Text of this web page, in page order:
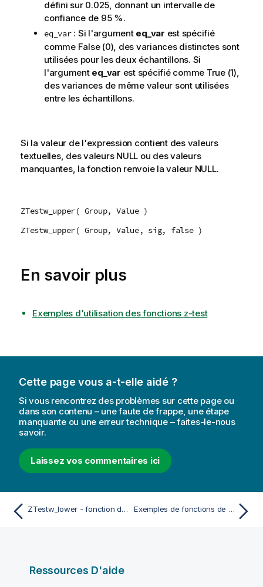
défini sur 0.025, donnant un intervalle de
confiance de 95 %.
eq_var: Si l'argument eq_var est spécifié
comme False(0), des variances distinctes sont
utilisées pour les deux échantillons. Si
l'argument eq_var est spécifié comme True(1),
des variances de même valeur sont utilisées
entre les échantillons.
Si la valeur de l'expression contient des valeurs
textuelles, des valeurs NULL ou des valeurs
manquantes, la fonction renvoie la valeur NULL.
ZTestw_upper( Group, Value )
ZTestw_upper( Group, Value, sig, false )
En savoir plus
Exemples d'utilisation des fonctions z-test
Cette page vous a-t-elle aidé ?
Si vous rencontrez des problèmes sur cette page ou
dans son contenu – une faute de frappe, une étape
manquante ou une erreur technique – faites-le-nous
savoir.
Laissez vos commentaires ici
ZTestw_lower - fonction de script et fonction de graphique Exemples de fonctions de test statistique
Ressources D'aide